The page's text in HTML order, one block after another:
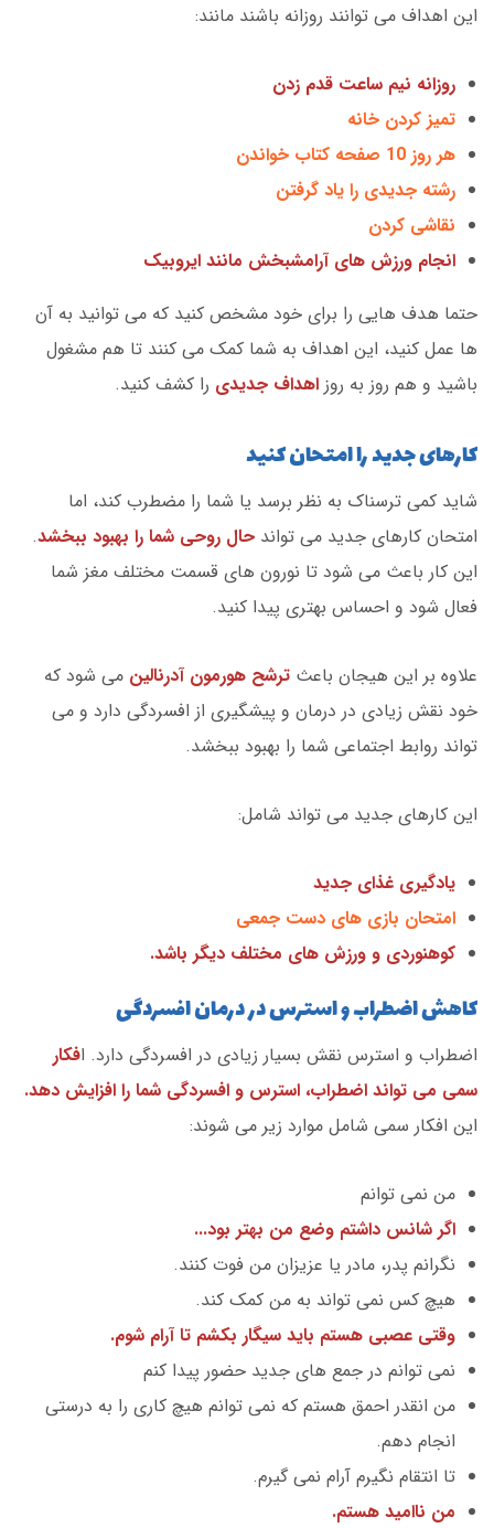
این اهداف می توانند روزانه باشند مانند:
روزانه نیم ساعت قدم زدن
تمیز کردن خانه
هر روز 10 صفحه کتاب خواندن
رشته جدیدی را یاد گرفتن
نقاشی کردن
انجام ورزش های آرامشبخش مانند ایروبیک
حتما هدف هایی را برای خود مشخص کنید که می توانید به آن
ها عمل کنید، این اهداف به شما کمک می کنند تا هم مشغول
باشید و هم روز به روز اهداف جدیدی را کشف کنید.
کارهای جدید را امتحان کنید
شاید کمی ترسناک به نظر برسد یا شما را مضطرب کند، اما
امتحان کارهای جدید می تواند حال روحی شما را بهبود ببخشد.
این کار باعث می شود تا نورون های قسمت مختلف مغز شما
فعال شود و احساس بهتری پیدا کنید.
علاوه بر این هیجان باعث ترشح هورمون آدرنالین می شود که
خود نقش زیادی در درمان و پیشگیری از افسردگی دارد و می
تواند روابط اجتماعی شما را بهبود ببخشد.
این کارهای جدید می تواند شامل:
یادگیری غذای جدید
امتحان بازی های دست جمعی
کوهنوردی و ورزش های مختلف دیگر باشد.
کاهش اضطراب و استرس در درمان افسردگی
اضطراب و استرس نقش بسیار زیادی در افسردگی دارد. افکار
سمی می تواند اضطراب، استرس و افسردگی شما را افزایش دهد.
این افکار سمی شامل موارد زیر می شوند:
من نمی توانم
اگر شانس داشتم وضع من بهتر بود...
نگرانم پدر، مادر یا عزیزان من فوت کنند.
هیچ کس نمی تواند به من کمک کند.
وقتی عصبی هستم باید سیگار بکشم تا آرام شوم.
نمی توانم در جمع های جدید حضور پیدا کنم
من انقدر احمق هستم که نمی توانم هیچ کاری را به درستی
انجام دهم.
تا انتقام نگیرم آرام نمی گیرم.
من ناامید هستم.